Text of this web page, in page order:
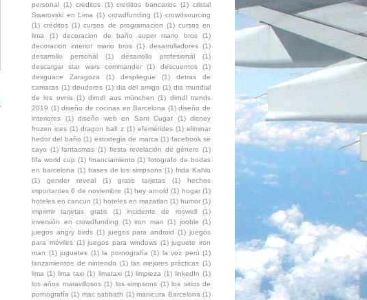
personal (1) creditos (1) creditos bancarios (1) cristal
Swarovski en Lima (1) crowdfunding (1) crowdsourcing
(1) créditos (1) cursos de programacion (1) cursos en
lima
(1) decoracion de baño super mario bros
(1)
decoracion interior mario bros (1) desarrolladores (1)
desarrollo personal
(1) desarrollo profesional
(1)
descargar star wars commander
(1) descuentos
(1)
desguace Zaragoza
(1) despliegue (1)
detras de
camaras (1) deudores (1) dia del amigo (1) dia mundial
de los ovnis (1) dirndl aus münchen (1) dirndl trends
2019 (1) diseño de cocinas en Barcelona (1) diseño de
interiores
(1) diseño web en Sant Cugat (1) disney
frozen ices (1) dragon ball z (1) efemérides (1) eliminar
hedor del baño (1) estrategia de marca (1) facebook se
cayo (1) fantasmas (1) fiesta revelación de género (1)
fifa world cup (1) financiamiento (1) fotografo de bodas
en barcelona (1) frases de los simpsons (1) frida Kahlo
(1)
gender reveal (1) gratis tarjetas (1)
hechos
importantes 6 de noviembre (1) hey arnold (1) hogar (1)
hoteles en cancun (1) hoteles en mazatlan (1) humor (1)
imprimir tarjetas gratis
(1) incidente de roswell
(1)
inversión en crowdfunding
(1) iron man (1) jooble (1)
juegos angry birds (1) juegos para android (1) juegos
para móviles (1) juegos para windows (1) juguete iron
man (1) juguetes (1) la pornografía (1) la voz perú (1)
lanzamientos de nintendo (1) las mejores prácticas (1)
lima (1) lima taxi (1) limataxi (1) limpieza (1) linkedIn (1)
los años maravillosos (1) los simpsons (1) los sitios de
pornografía (1) mac sabbath (1) manicura Barcelona (1)